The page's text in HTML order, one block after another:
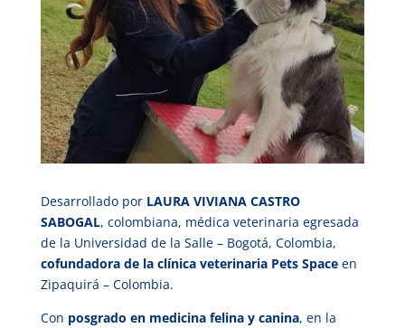
Desarrollado por LAURA VIVIANA CASTRO
SABOGAL, colombiana, médica veterinaria egresada
de la Universidad de la Salle – Bogotá, Colombia,
cofundadora de la clínica veterinaria Pets Spaceen
Zipaquirá – Colombia.
Con posgrado en medicina felina y canina, en la